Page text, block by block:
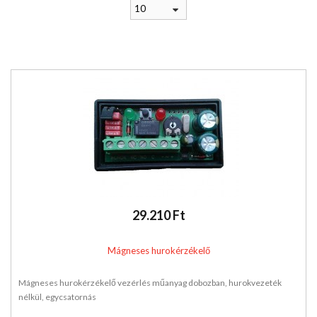
10
29.210 Ft
Mágneses hurokérzékelő
Mágneses hurokérzékelő vezérlés műanyag dobozban, hurokvezeték
nélkül, egycsatornás